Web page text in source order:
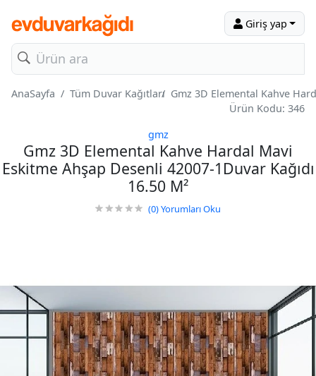
Giriş yap
AnaSayfa Tüm Duvar Kağıtları Gmz 3D Elemental Kahve
Ürün Kodu: 346
gmz
Gmz 3D Elemental Kahve Hardal Mavi
Eskitme Ahşap Desenli 42007-1Duvar Kağıdı
16.50 M²
(0)Yorumları Oku